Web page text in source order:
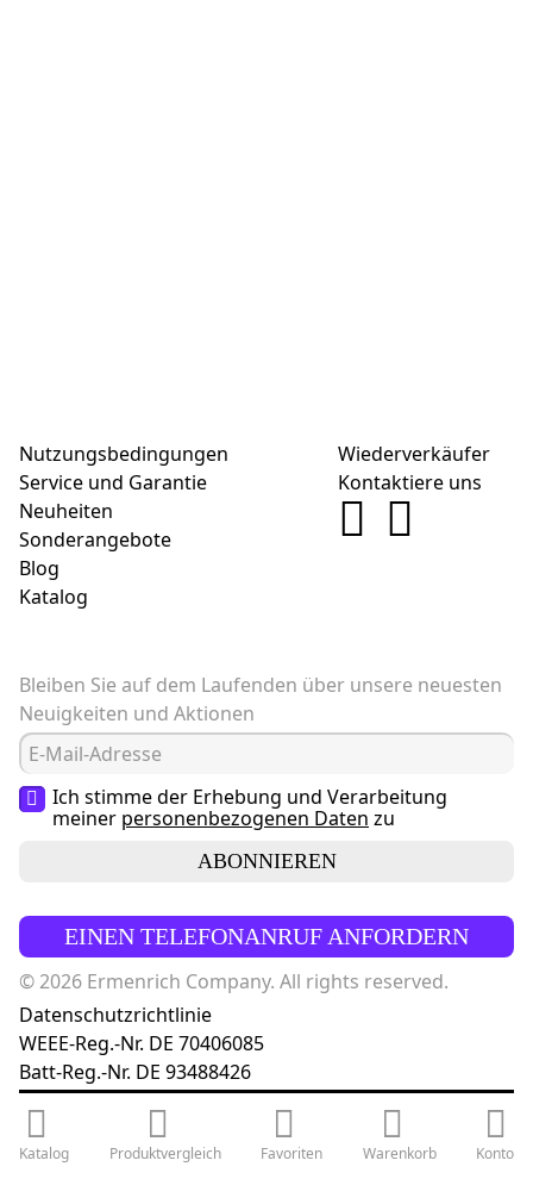
Katalog Produktvergleich Favoriten Warenkorb Konto
Nutzungsbedingungen
Service und Garantie
Neuheiten
Sonderangebote
Blog
Katalog
Wiederverkäufer
Kontaktiere uns
Bleiben Sie auf dem Laufenden über unsere neuesten
Neuigkeiten und Aktionen
Ich stimme der Erhebung und Verarbeitung
meiner personenbezogenen Daten zu
ABONNIEREN
EINEN TELEFONANRUF ANFORDERN
© 2026 Ermenrich Company. All rights reserved.
Datenschutzrichtlinie
WEEE-Reg.-Nr. DE 70406085
Batt-Reg.-Nr. DE 93488426